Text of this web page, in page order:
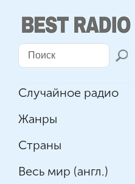
Случайное радио
Жанры
Страны
Весь мир (англ.)